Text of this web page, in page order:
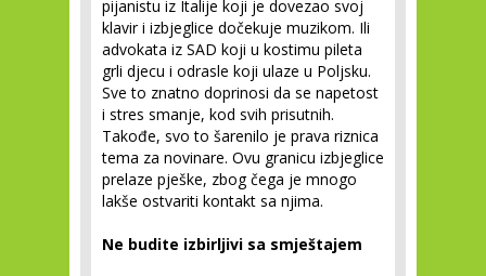
pijanistu iz Italije koji je dovezao svoj
klavir i izbjeglice dočekuje muzikom. Ili
advokata iz SAD koji u kostimu pileta
grli djecu i odrasle koji ulaze u Poljsku.
Sve to znatno doprinosi da se napetost
i stres smanje, kod svih prisutnih.
Takođe, svo to šarenilo je prava riznica
tema za novinare. Ovu granicu izbjeglice
prelaze pješke, zbog čega je mnogo
lakše ostvariti kontakt sa njima.
Ne budite izbirljivi sa smještajem